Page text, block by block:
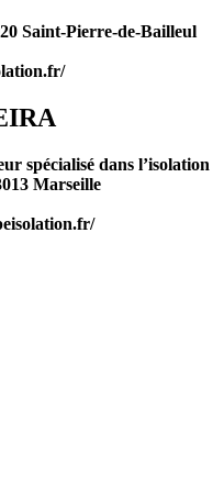
Saint-Pierre-de-Bailleul
spécialisé dans l’isolation
Marseille